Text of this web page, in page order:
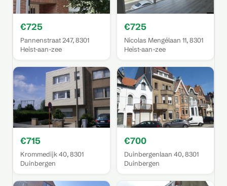
€725
Pannenstraat 247, 8301
Heist-aan-zee
€725
Nicolas Mengélaan 11, 8301
Heist-aan-zee
€715
Krommedijk 40, 8301
Duinbergen
€700
Duinbergenlaan 40, 8301
Duinbergen